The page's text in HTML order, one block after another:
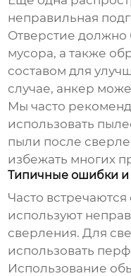
неправильная
Отверстие
мусора, а также
составом для
случае, анкер
Мы часто
использовать
пыли после
избежать многих
Типичные ошибки и
Часто
используют
сверления. Для
использовать
Использование